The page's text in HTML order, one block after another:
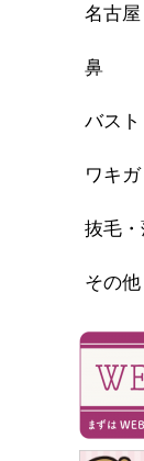
名古
鼻
バスト
ワキ
抜毛
その他